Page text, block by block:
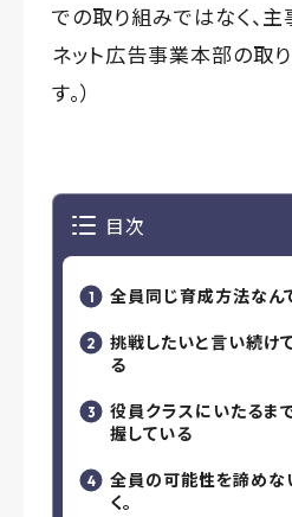
での取り組みではなく、
ネット広告事業本部の取
す。）
目次
全員同じ育成方法なん
挑戦したいと言い続け
る
役員クラスにいたるま
握している
全員の可能性を諦めな
く。